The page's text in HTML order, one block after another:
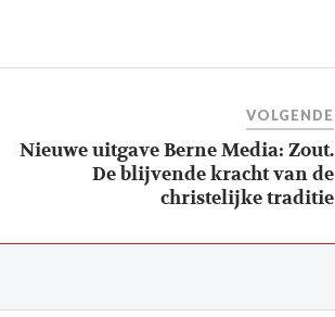
VOLGENDE
Nieuwe uitgave Berne Media: Zout.
De blijvende kracht van de
christelijke traditie